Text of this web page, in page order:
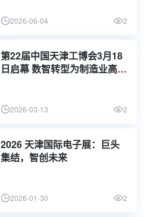
2026-06-04 2
第22届中国天津工博会3月18
日启幕 数智转型为制造业高质
2026-03-13 2
2026 天津国际电子展：巨头
集结，智创未来
2026-01-30 2